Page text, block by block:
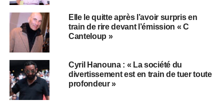
Elle le quitte après l’avoir surpris en
train de rire devant l’émission « C
Canteloup »
Cyril Hanouna : « La société du
divertissement est en train de tuer toute
profondeur »